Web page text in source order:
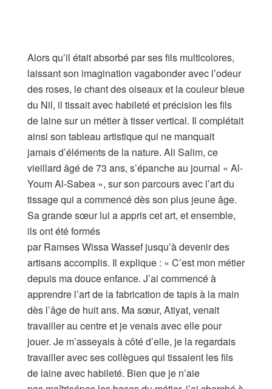
Alors qu’il était absorbé par ses fils multicolores,
laissant son imagination vagabonder avec l’odeur
des roses, le chant des oiseaux et la couleur bleue
du Nil, il tissait avec habileté et précision les fils
de laine sur un métier à tisser vertical. Il complétait
ainsi son tableau artistique qui ne manquait
jamais d’éléments de la nature. Ali Salim, ce
vieillard âgé de 73 ans, s’épanche au journal « Al-
Youm Al-Sabea », sur son parcours avec l’art du
tissage qui a commencé dès son plus jeune âge.
Sa grande sœur lui a appris cet art, et ensemble,
ils ont été formés
par Ramses Wissa Wassef jusqu’à devenir des
artisans accomplis. Il explique : « C’est mon métier
depuis ma douce enfance. J’ai commencé à
apprendre l’art de la fabrication de tapis à la main
dès l’âge de huit ans. Ma sœur, Atiyat, venait
travailler au centre et je venais avec elle pour
jouer. Je m’asseyais à côté d’elle, je la regardais
travailler avec ses collègues qui tissaient les fils
de laine avec habileté. Bien que je n’aie